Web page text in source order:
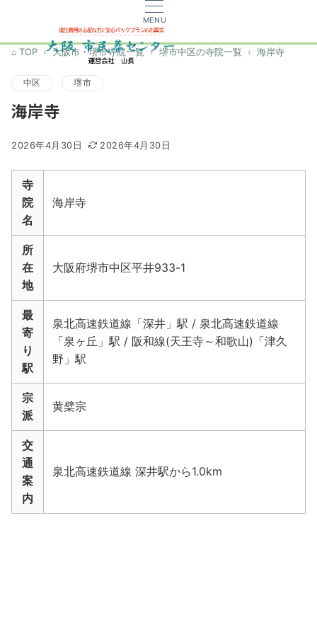
MENU
TOP 大阪市・堺市寺院一覧 堺市中区の寺院一覧 海岸寺
中区 堺市
海岸寺
2026年4月30日 2026年4月30日
寺
院
名
海岸寺
所
在
地
大阪府堺市中区平井933-1
最
寄
り
駅
泉北高速鉄道線「深井」駅 / 泉北高速鉄道線
「泉ヶ丘」駅 / 阪和線(天王寺～和歌山)「津久
野」駅
宗
派
黄檗宗
交
通
案
内
泉北高速鉄道線 深井駅から1.0km